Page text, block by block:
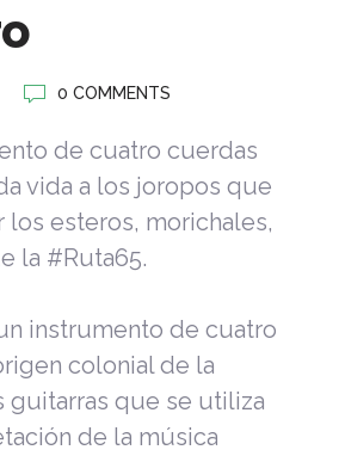
0 COMMENTS
de cuatro cuerdas
vida a los joropos que
los esteros, morichales,
la #Ruta65.
instrumento de cuatro
colonial de la
guitarras que se utiliza
de la música